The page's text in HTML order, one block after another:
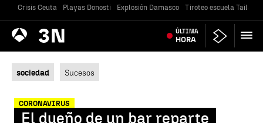
Crisis Ceuta Playas Donosti Explosión Damasco Tiroteo escuela
Antena
3 Noticias ÚLTIMA
HORA
sociedad Sucesos
CORONAVIRUS
El dueño de un bar reparte